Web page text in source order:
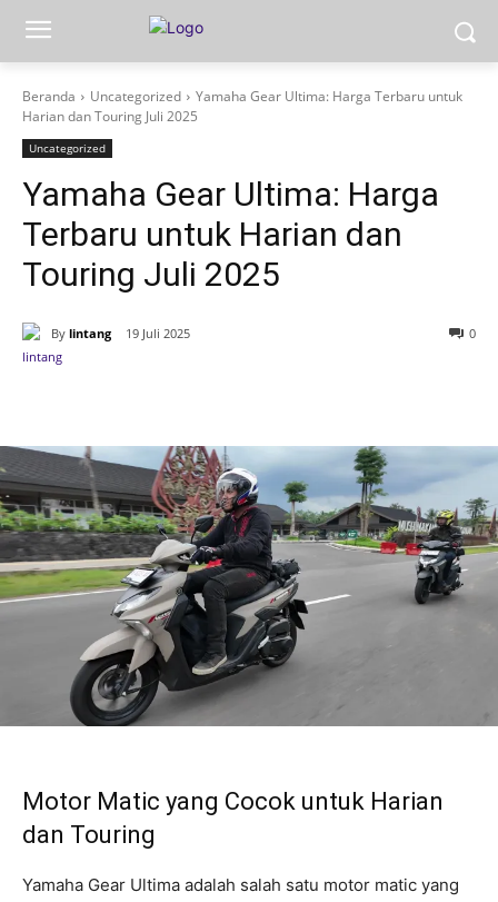
Beranda Uncategorized
Yamaha Gear Ultima: Harga Terbaru untuk
Harian dan Touring Juli 2025
Uncategorized
Yamaha Gear Ultima: Harga
Terbaru untuk Harian dan
Touring Juli 2025
By lintang 19 Juli 2025 0
Motor Matic yang Cocok untuk Harian
dan Touring
Yamaha Gear Ultima adalah salah satu motor matic yang